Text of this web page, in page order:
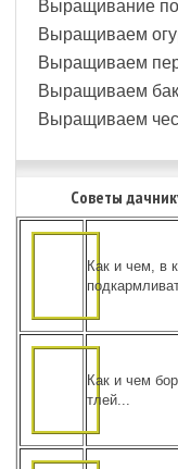
Выращивание
Выращиваем
Выращиваем
Выращиваем
Выращиваем
Советы
Как и чем, в
Как и чем
тлей...